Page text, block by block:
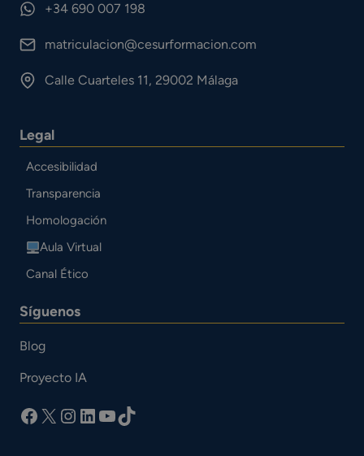
+34 690 007 198
matriculacion@cesurformacion.com
Calle Cuarteles 11, 29002 Málaga
Legal
Accesibilidad
Transparencia
Homologación
Aula Virtual
Canal Ético
Síguenos
Blog
Proyecto IA
facebook
X Instagram
LinkedIn
YouTube
TikTok